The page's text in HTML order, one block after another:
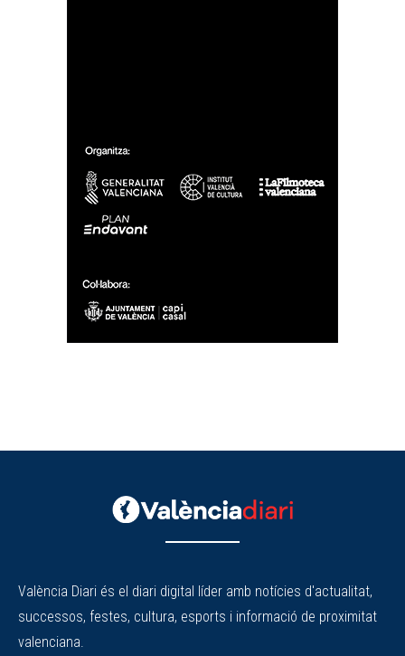
València Diari és el diari digital líder amb notícies d'actualitat,
successos, festes, cultura, esports i informació de proximitat
valenciana.